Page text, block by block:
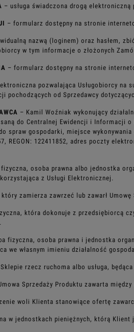
– usługa świadczona drogą elektroniczną
– formularz dostępny na stronie
nazwą (loginem) oraz hasłem,
w tym informacje o złożonych
– formularz dostępny na stronie
pozwalająca Usługobiorcy na
pochodzących od Sprzedawcy
– Kamil Woźniak wykonujący
do Centralnej Ewidencji i Informacji o
spraw gospodarki, miejsce
REGON: 122411852, adres poczty
osoba prawna albo jednostka
z Usługi Elektronicznej.
zamierza zawrzeć lub zawarł Umowę
która dokonuje z przedsiębiorcą
fizyczna, osoba prawna i jednostka
we własnym imieniu działalność
rzecz ruchoma albo usługa,
Sprzedaży Produktu zawarta
woli Klienta stanowiące ofertę
w jednostkach pieniężnych, którą Klient